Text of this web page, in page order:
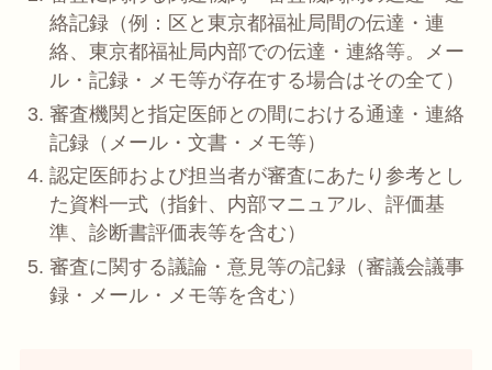
絡記録（例：区と東京都福祉局間の伝達・連
絡、東京都福祉局内部での伝達・連絡等。メー
ル・記録・メモ等が存在する場合はその全て）
審査機関と指定医師との間における通達・連絡
記録（メール・文書・メモ等）
認定医師および担当者が審査にあたり参考とし
た資料一式（指針、内部マニュアル、評価基
準、診断書評価表等を含む）
審査に関する議論・意見等の記録（審議会議事
録・メール・メモ等を含む）